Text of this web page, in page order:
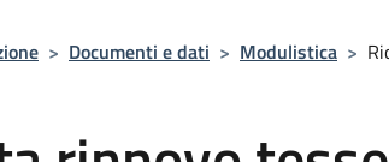
> Documenti e dati > Modulistica >